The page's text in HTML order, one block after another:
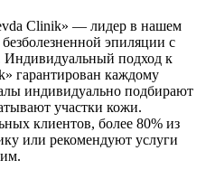
Clinik» — лидер в нашем
эпиляции с
Индивидуальный подход к
гарантирован каждому
индивидуально подбирают
участки кожи.
клиентов, более 80% из
или рекомендуют услуги